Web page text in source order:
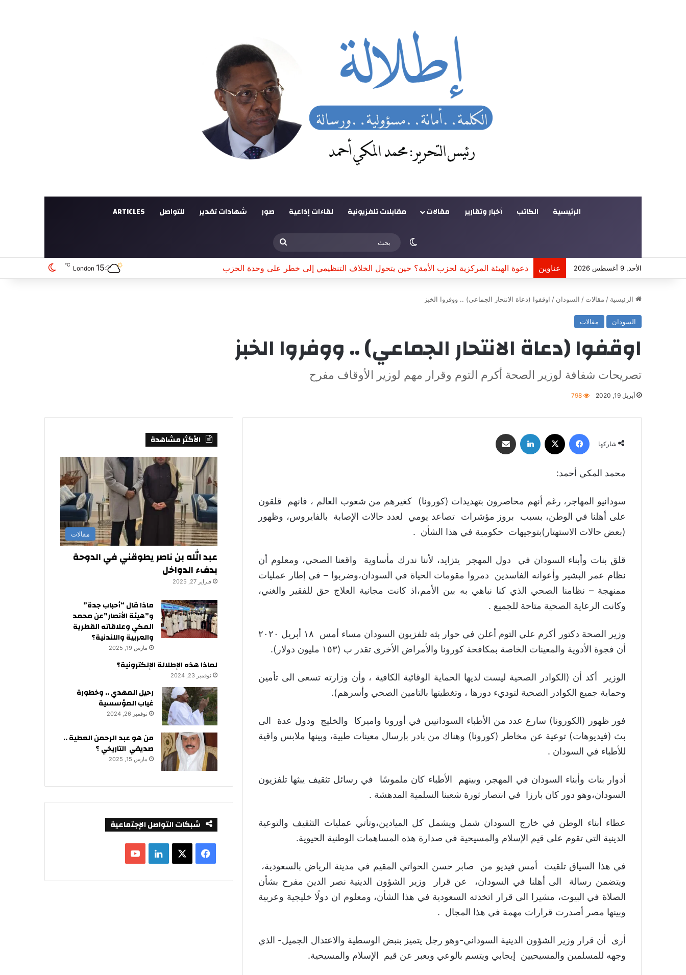
الرئيسية الكاتب أخبار وتقارير مقالات مقابلات تلفزيونية لقاءات إذاعية صور شهادات تقدير للتواصل ARTICLES
الوضع المظلم
الأحد, 9 أغسطس 2026 عناوين أمينة محمد: 8 ملايين طفل سوداني خارج المدرسة London 15
℃
الرئيسية / مقالات / السودان / اوقفوا (دعاة الانتحار الجماعي) .. ووفروا الخبز
السودان مقالات
اوقفوا (دعاة الانتحار الجماعي) .. ووفروا الخبز
تصريحات شفافة لوزير الصحة أكرم التوم وقرار مهم لوزير الأوقاف مفرح
أبريل 19, 2020 798
شاركها
محمد المكي أحمد:
سودانيو المهاجر، رغم أنهم محاصرون بتهديدات (كورونا) كغيرهم من شعوب العالم ، فانهم قلقون
على أهلنا في الوطن، بسبب بروز مؤشرات تصاعد يومي لعدد حالات الإصابة بالفايروس، وظهور
(بعض حالات الاستهتار)بتوجيهات حكومية في هذا الشأن .
قلق بنات وأبناء السودان في دول المهجر يتزايد، لأننا ندرك مأساوية واقعنا الصحي، ومعلوم أن
نظام عمر البشير وأعوانه الفاسدين دمروا مقومات الحياة في السودان،وضربوا – في إطار عمليات
ممنهجة – نظامنا الصحي الذي كنا نباهي به بين الأمم،اذ كانت مجانية العلاج حق للفقير والغني،
وكانت الرعاية الصحية متاحة للجميع .
وزير الصحة دكتور أكرم علي التوم أعلن في حوار بثه تلفزيون السودان مساء أمس ١٨ أبريل ٢٠٢٠
أن فجوة الأدوية والمعينات الخاصة بمكافحة كورونا والأمراض الأخرى تقدر ب (١٥٣ مليون دولار).
الوزير أكد أن (الكوادر الصحية ليست لديها الحماية الوقائية الكافية ، وأن وزارته تسعى الى تأمين
وحماية جميع الكوادر الصحية لتوديء دورها ، وتغطيتها بالتامين الصحي وأسرهم).
فور ظهور (الكورونا) سارع عدد من الأطباء السودانيين في أوروبا واميركا والخليج ودول عدة الى
بث (فيديوهات) توعية عن مخاطر (كورونا) وهناك من بادر بإرسال معينات طبية، وبينها ملابس واقية
للأطباء في السودان .
أدوار بنات وأبناء السودان في المهجر، وبينهم الأطباء كان ملموسًا في رسائل تثقيف يبثها تلفزيون
السودان،وهو دور كان بارزا في انتصار ثورة شعبنا السلمية المدهشة .
عطاء أبناء الوطن في خارج السودان شمل ويشمل كل الميادين،وتأتي عمليات التثقيف والتوعية
الدينية التي تقوم على قيم الإسلام والمسيحية في صدارة هذه المساهمات الوطنية الحيوية.
في هذا السياق تلقيت أمس فيديو من صابر حسن الحواتي المقيم في مدينة الرياض بالسعودية،
ويتضمن رسالة الى أهلنا في السودان، عن قرار وزير الشؤون الدينية نصر الدين مفرح بشأن
الصلاة في البيوت، مشيرا الى قرار اتخذته السعودية في هذا الشأن، ومعلوم ان دولًا خليجية وعربية
وبينها مصر أصدرت قرارات مهمة في هذا المجال .
أرى أن قرار وزير الشؤون الدينية السوداني-وهو رجل يتميز بنبض الوسطية والاعتدال الجميل- الذي
وجهه للمسلمين والمسيحيين إيجابي ويتسم بالوعي ويعبر عن قيم الإسلام والمسيحية.
الأكثر مشاهدة
مقالات
عبد الله بن ناصر يطوقني في الدوحة
بدفء الدواخل
فبراير 27, 2025
ماذا قال “أحباب جدة”
و”هيئة الأنصار”عن محمد
المكي وعلاقاته القطرية
والعربية واللندنية؟
مارس 19, 2025
لماذا هذه الإطلالة الإلكترونية؟
نوفمبر 23, 2024
رحيل المهدي .. وخطورة
غياب المؤسسية
نوفمبر 26, 2024
من هو عبد الرحمن العطية ..
صديقي التاريخي ؟
مارس 15, 2025
شبكات التواصل الإجتماعية
ل